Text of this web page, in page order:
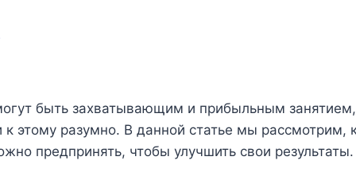
быть захватывающим и прибыльным
этому разумно. В данной статье мы рассмотрим,
предпринять, чтобы улучшить свои результаты.